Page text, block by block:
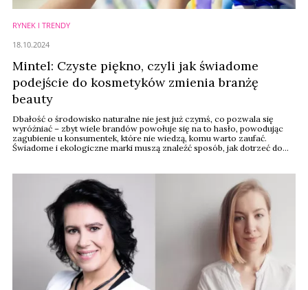
RYNEK I TRENDY
Mintel: Czyste piękno, czyli jak świadome
podejście do kosmetyków zmienia branżę
beauty
Dbałość o środowisko naturalne nie jest już czymś, co pozwala się
wyróżniać – zbyt wiele brandów powołuje się na to hasło, powodując
zagubienie u konsumentek, które nie wiedzą, komu warto zaufać.
Świadome i ekologiczne marki muszą znaleźć sposób, jak dotrzeć do
18.10.2024